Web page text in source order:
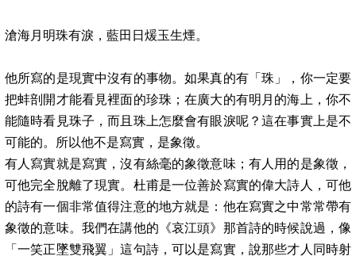
滄海月明珠有淚，藍田日煖玉生煙。
他所寫的是現實中沒有的事物。如果真的有「珠」，你一定要
把蚌剖開才能看見裡面的珍珠；在廣大的有明月的海上，你不
能隨時看見珠子，而且珠上怎麼會有眼淚呢？這在事實上是不
可能的。所以他不是寫實，是象徵。
有人寫實就是寫實，沒有絲毫的象徵意味；有人用的是象徵，
可他完全脫離了現實。杜甫是一位善於寫實的偉大詩人，可他
的詩有一個非常值得注意的地方就是：他在寫實之中常常帶有
象徵的意味。我們在講他的《哀江頭》那首詩的時候說過，像
「一笑正墜雙飛翼」這句詩，可以是寫實，說那些才人同時射